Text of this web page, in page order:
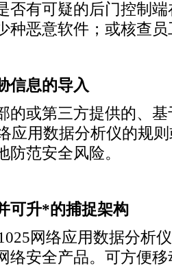
否有可疑的后门控制
种恶意软件；或核查
信息的导入
的或第三方提供的、
应用数据分析仪的规
防范安全风险。
可升*的捕捉架构
网络应用数据分析
络安全产品。可方便